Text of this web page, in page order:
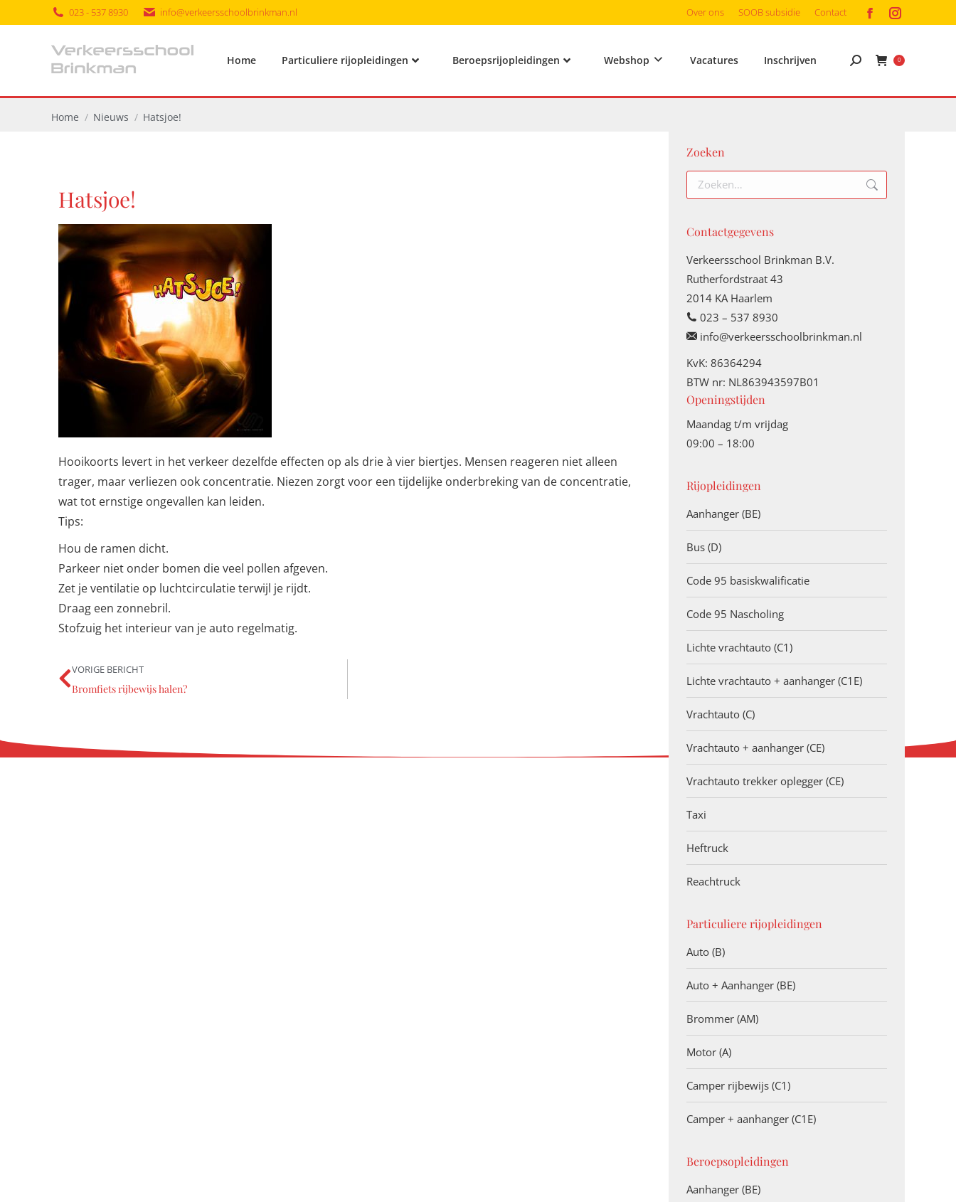
023 - 537 8930 info@verkeersschoolbrinkman.nl Over ons SOOB subsidie Contact
Home Particuliere rijopleidingen Beroepsrijopleidingen Webshop Vacatures Inschrijven 0
Je bent hier:
Home Nieuws Hatsjoe!
Hatsjoe!
Hooikoorts levert in het verkeer dezelfde effecten op als drie à vier biertjes. Mensen reageren niet alleen
trager, maar verliezen ook concentratie. Niezen zorgt voor een tijdelijke onderbreking van de concentratie,
wat tot ernstige ongevallen kan leiden.
Tips:
Hou de ramen dicht.
Parkeer niet onder bomen die veel pollen afgeven.
Zet je ventilatie op luchtcirculatie terwijl je rijdt.
Draag een zonnebril.
Stofzuig het interieur van je auto regelmatig.
VORIGE BERICHT
Bromfiets rijbewijs halen?
Zoeken
Contactgegevens
Verkeersschool Brinkman B.V.
Rutherfordstraat 43
2014 KA Haarlem
023 – 537 8930
info@verkeersschoolbrinkman.nl
KvK: 86364294
BTW nr: NL863943597B01
Openingstijden
Maandag t/m vrijdag
09:00 – 18:00
Rijopleidingen
Aanhanger (BE)
Bus (D)
Code 95 basiskwalificatie
Code 95 Nascholing
Lichte vrachtauto (C1)
Lichte vrachtauto + aanhanger (C1E)
Vrachtauto (C)
Vrachtauto + aanhanger (CE)
Vrachtauto trekker oplegger (CE)
Taxi
Heftruck
Reachtruck
Particuliere rijopleidingen
Auto (B)
Auto + Aanhanger (BE)
Brommer (AM)
Motor (A)
Camper rijbewijs (C1)
Camper + aanhanger (C1E)
Beroepsopleidingen
Aanhanger (BE)